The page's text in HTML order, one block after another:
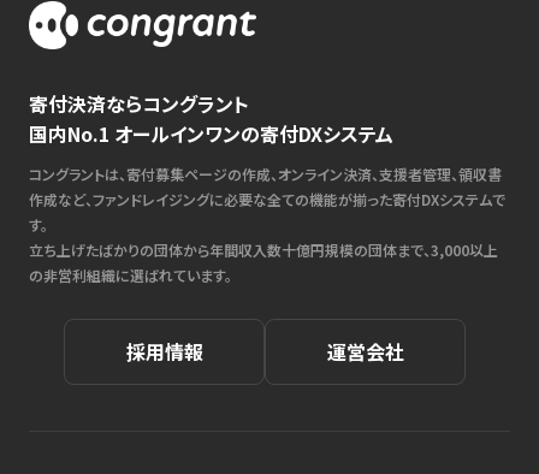
寄付決済ならコングラント
国内No.1 オールインワンの寄付DXシステム
コングラントは、寄付募集ページの作成、オンライン決済、支援者管理、領収書
作成など、ファンドレイジングに必要な全ての機能が揃った寄付DXシステムで
す。
立ち上げたばかりの団体から年間収入数十億円規模の団体まで、3,000以上
の非営利組織に選ばれています。
採用情報 運営会社